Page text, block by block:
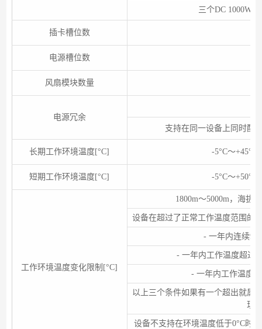
三个DC 1000W
插卡槽位数
电源槽位数
风扇模块数量
电源冗余
支持在同一设备上同时配
长期工作环境温度[°C] -5°C～+45°C
短期工作环境温度[°C] -5°C～+50°C
工作环境温度变化限制[°C]
1800m～5000m，海拔
设备在超过了正常工作温度范围的
- 一年内连续96
- 一年内工作温度超过
- 一年内工作温度
以上三个条件如果有一个超出就属
现
设备不支持在环境温度低于0°C时